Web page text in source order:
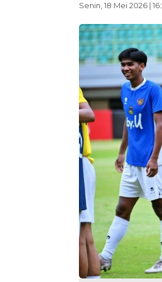
Senin, 18 Mei 2026 |